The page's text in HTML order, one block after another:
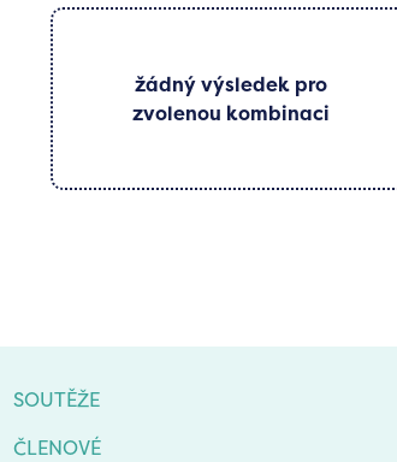
žádný výsledek pro
zvolenou kombinaci
SOUTĚŽE
ČLENOVÉ